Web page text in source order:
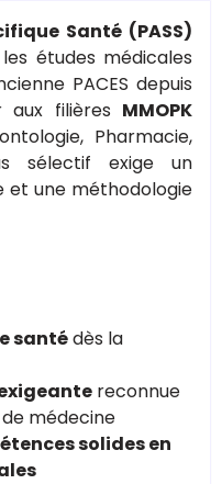
Santé (PASS)
études médicales
PACES depuis
aux filières MMOPK
Pharmacie,
sélectif exige un
et une méthodologie
santédès la
reconnue
médecine
solides en